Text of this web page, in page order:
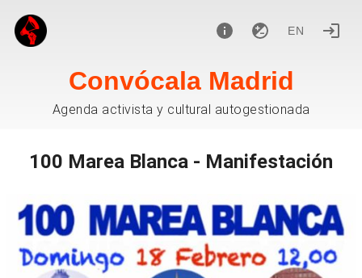
EN
Convócala Madrid
Agenda activista y cultural autogestionada
100 Marea Blanca - Manifestación